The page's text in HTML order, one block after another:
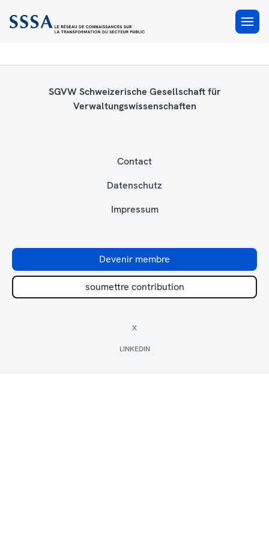
×
SGVW Schweizerische Gesellschaft für
Verwaltungswissenschaften
Contact
Datenschutz
Impressum
Devenir membre
soumettre contribution
X
LINKEDIN